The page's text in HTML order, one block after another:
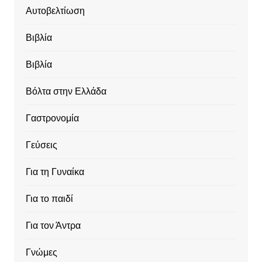
Αυτοβελτίωση
Βιβλία
Βιβλία
Βόλτα στην Ελλάδα
Γαστρονομία
Γεύσεις
Για τη Γυναίκα
Για το παιδί
Για τον Άντρα
Γνώμες